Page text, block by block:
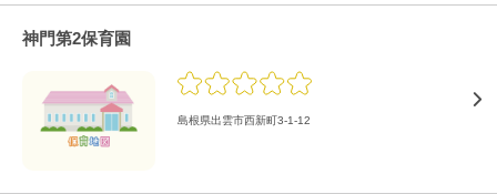
神門第2保育園
島根県出雲市西新町3-1-12